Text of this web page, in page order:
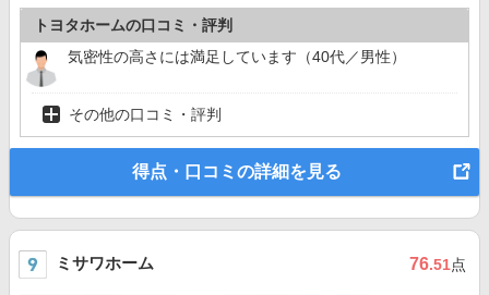
トヨタホームの口コミ・評判
気密性の高さには満足しています（40代／男性）
その他の口コミ・評判
得点・口コミの詳細を見る
ミサワホーム 76.51点